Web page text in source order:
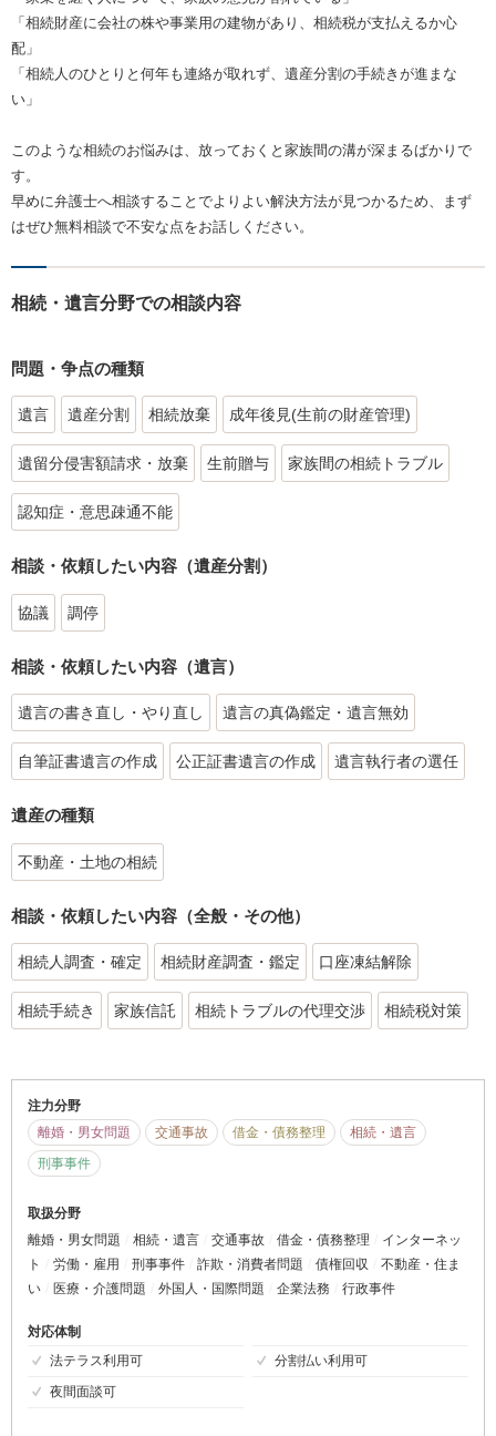
「相続財産に会社の株や事業用の建物があり、相続税が支払えるか心
配」
「相続人のひとりと何年も連絡が取れず、遺産分割の手続きが進まな
い」
このような相続のお悩みは、放っておくと家族間の溝が深まるばかりで
す。
早めに弁護士へ相談することでよりよい解決方法が見つかるため、まず
はぜひ無料相談で不安な点をお話しください。
相続・遺言分野での相談内容
問題・争点の種類
遺言 遺産分割 相続放棄 成年後見(生前の財産管理)
遺留分侵害額請求・放棄 生前贈与 家族間の相続トラブル
認知症・意思疎通不能
相談・依頼したい内容（遺産分割）
協議 調停
相談・依頼したい内容（遺言）
遺言の書き直し・やり直し 遺言の真偽鑑定・遺言無効
自筆証書遺言の作成 公正証書遺言の作成 遺言執行者の選任
遺産の種類
不動産・土地の相続
相談・依頼したい内容（全般・その他）
相続人調査・確定 相続財産調査・鑑定 口座凍結解除
相続手続き 家族信託 相続トラブルの代理交渉 相続税対策
注力分野
離婚・男女問題
交通事故 借金・債務整理
相続・遺言
刑事事件
取扱分野
離婚・男女問題
相続・遺言 交通事故 借金・債務整理
インターネッ
ト
労働・雇用 刑事事件 詐欺・消費者問題 債権回収
不動産・住ま
い
医療・介護問題 外国人・国際問題 企業法務 行政事件
対応体制
法テラス利用可
分割払い利用可
夜間面談可